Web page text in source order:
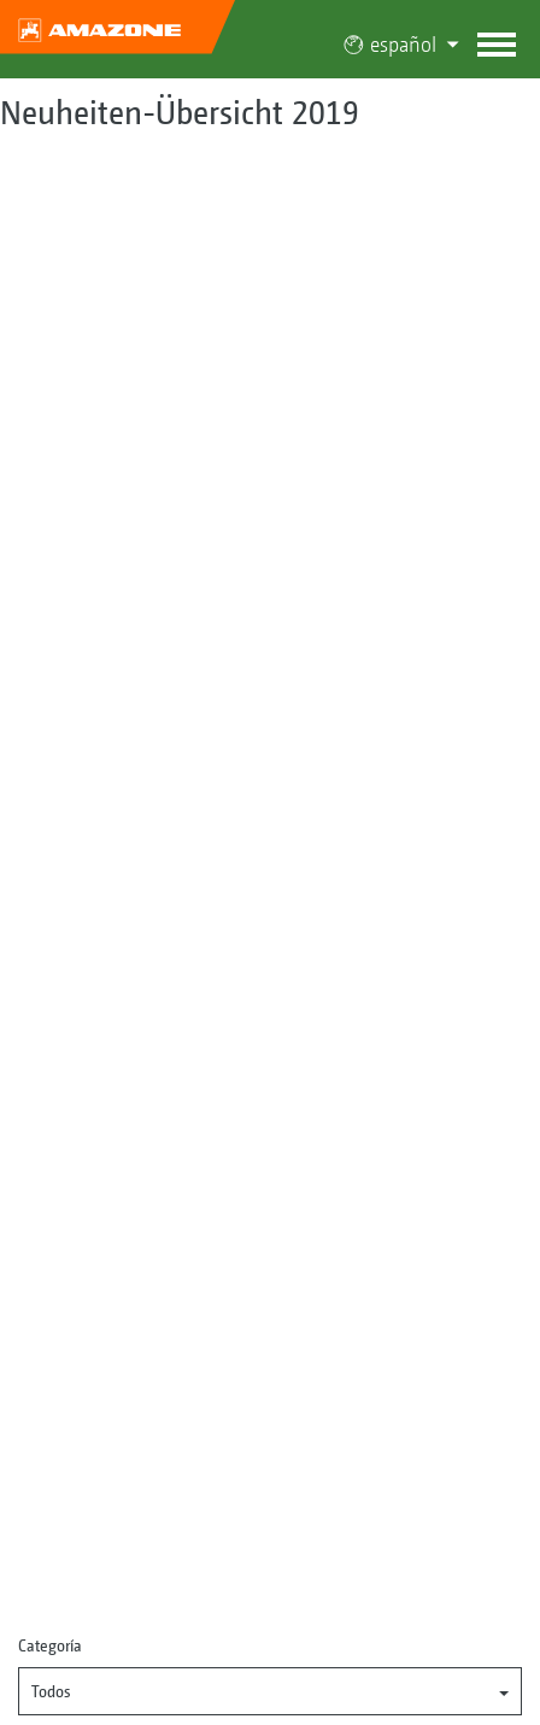
español
Neuheiten-Übersicht 2019
Categoría
Todos